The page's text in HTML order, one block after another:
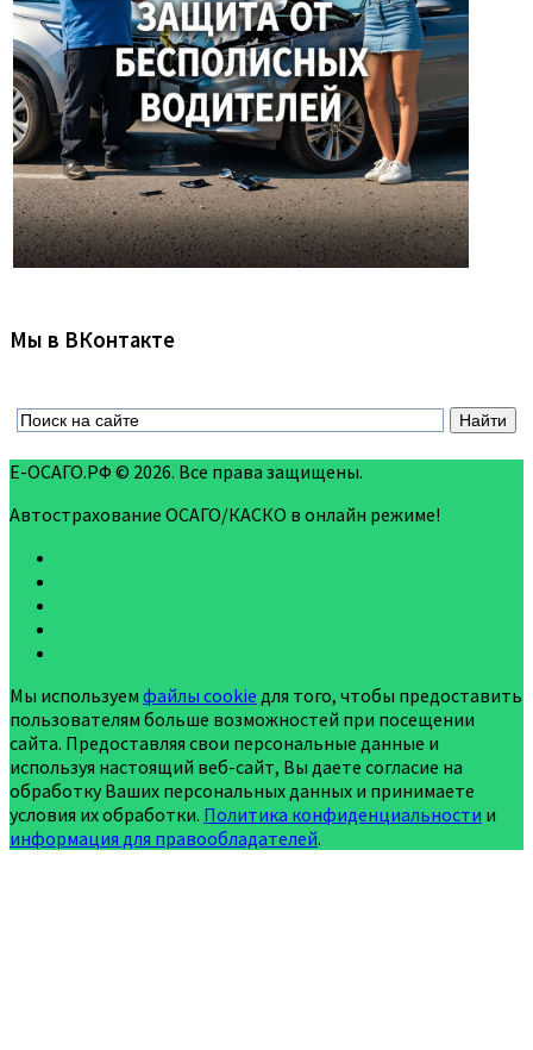
Мы в ВКонтакте
Е-ОСАГО.РФ © 2026. Все права защищены.
Автострахование ОСАГО/КАСКО в онлайн режиме!
Мы используем файлы cookie для того, чтобы предоставить
пользователям больше возможностей при посещении
сайта. Предоставляя свои персональные данные и
используя настоящий веб-сайт, Вы даете согласие на
обработку Ваших персональных данных и принимаете
условия их обработки. Политика конфиденциальности и
информация для правообладателей.